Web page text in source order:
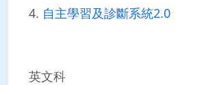
4. 自主學習及診斷系統2.0
英文科